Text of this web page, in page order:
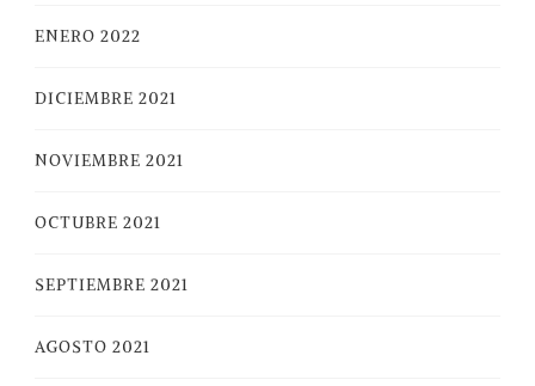
ENERO 2022
DICIEMBRE 2021
NOVIEMBRE 2021
OCTUBRE 2021
SEPTIEMBRE 2021
AGOSTO 2021